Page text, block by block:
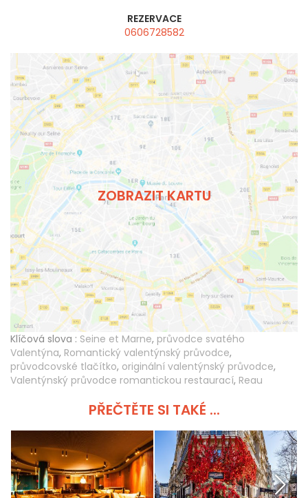
REZERVACE
0606728582
ZOBRAZIT KARTU
Klíčová slova : Seine et Marne, průvodce svatého
Valentýna, Romantický valentýnský průvodce,
průvodcovské tlačítko, originální valentýnský průvodce,
Valentýnský průvodce romantickou restaurací, Reau
PŘEČTĚTE SI TAKÉ ...